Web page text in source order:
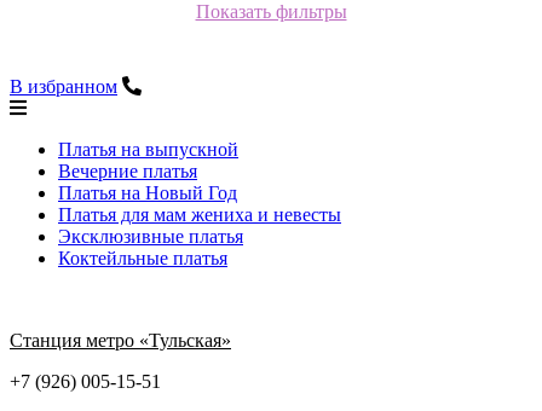
В избранном
Платья на выпускной
Вечерние платья
Платья на Новый Год
Платья для мам жениха и невесты
Эксклюзивные платья
Коктейльные платья
Станция метро «Тульская»
+7 (926) 005-15-51
Показать фильтры